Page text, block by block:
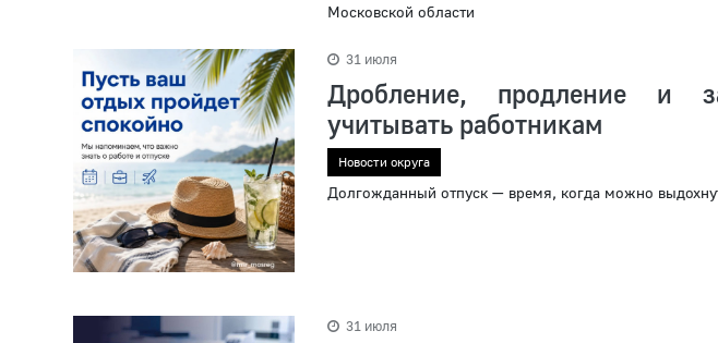
Московской области
31 июля
Дробление, продление и
учитывать работникам
Новости округа
Долгожданный отпуск — время, когда можно
31 июля